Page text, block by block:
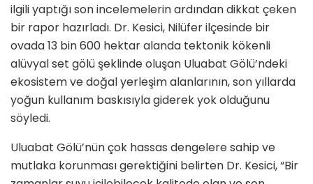
ilgili yaptığı son incelemelerin ardından dikkat çeken
bir rapor hazırladı. Dr. Kesici, Nilüfer ilçesinde bir
ovada 13 bin 600 hektar alanda tektonik kökenli
alüvyal set gölü şeklinde oluşan Uluabat Gölü’ndeki
ekosistem ve doğal yerleşim alanlarının, son yıllarda
yoğun kullanım baskısıyla giderek yok olduğunu
söyledi.
Uluabat Gölü’nün çok hassas dengelere sahip ve
mutlaka korunması gerektiğini belirten Dr. Kesici, “Bir